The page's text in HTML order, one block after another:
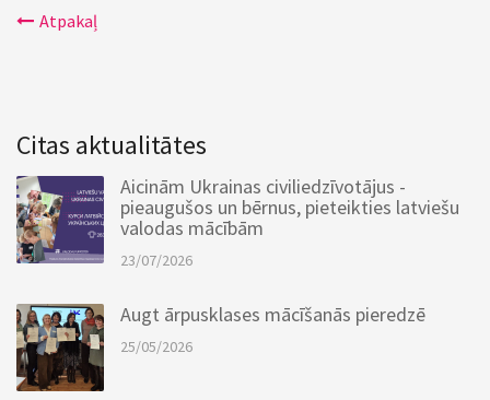
Atpakaļ
Citas aktualitātes
Aicinām Ukrainas civiliedzīvotājus -
pieaugušos un bērnus, pieteikties latviešu
valodas mācībām
23/07/2026
Augt ārpusklases mācīšanās pieredzē
25/05/2026